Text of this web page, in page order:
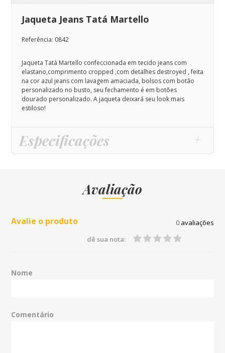
Jaqueta Jeans Tatá Martello
Referência: 0842
Jaqueta Tatá Martello confeccionada em tecido jeans com
elastano,comprimento cropped ,com detalhes destroyed , feita
na cor azul jeans com lavagem amaciada, bolsos com botão
personalizado no busto, seu fechamento é em botões
dourado personalizado. A jaqueta deixará seu look mais
estiloso!
Especificações
Avaliação
Avalie o produto 0avaliações
dê sua nota:
Nome
Comentário